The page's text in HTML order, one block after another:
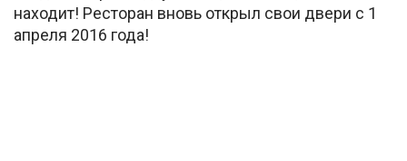
находит! Ресторан вновь открыл свои двери с 1
апреля 2016 года!